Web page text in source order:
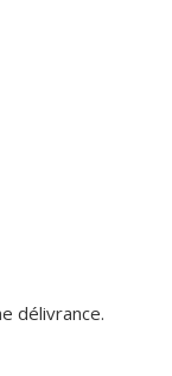
délivrance.